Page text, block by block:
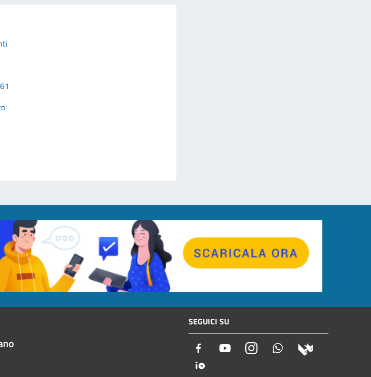
SEGUICI SU
Facebook YoutubeInstagramWhatsapp